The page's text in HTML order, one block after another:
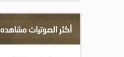
أكثر الصوتيات مشاهده